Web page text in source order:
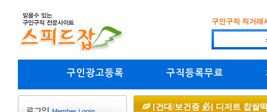
구인구직 직거래
구인광고등록 구직등록무료
[건대/보건증 必] 디저트 찹쌀